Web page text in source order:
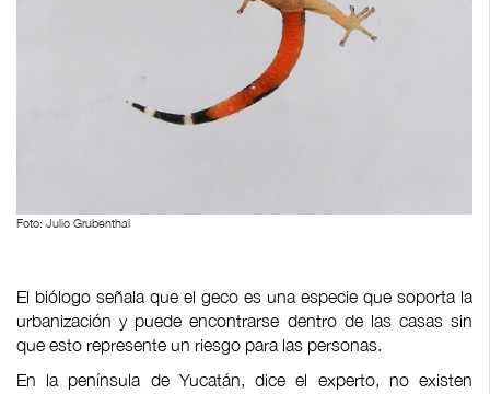
Foto: Julio Grubenthal
El biólogo señala que el geco es una especie que soporta la
urbanización y puede encontrarse dentro de las casas sin
que esto represente un riesgo para las personas.
En la península de Yucatán, dice el experto, no existen